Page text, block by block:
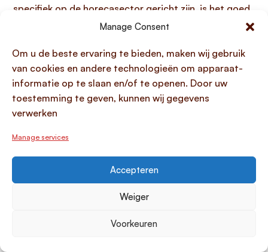
Manage Consent
Om u de beste ervaring te bieden, maken wij gebruik
van cookies en andere technologieën om apparaat-
informatie op te slaan en/of te openen. Door uw
toestemming te geven, kunnen wij gegevens
verwerken
Manage services
Accepteren
Weiger
Voorkeuren
specifiek op de horecasector gericht zijn, is het goed
om te weten dat sommige algemene
met horecafinanciering. Daarom is het extra
belangrijk om de focus van je campingproject
(bijvoorbeeld op glamping, duurzaamheid of
verblijfsvastgoed) duidelijk te communiceren en een
platform te kiezen dat hier ervaring mee heeft.
CrowdAboutNow
financieren een breed scala aan ondernemingen en
crowdfunding camping
heeft. Voor natuur-gerelateerde
Crowdfunding VoorNatuur